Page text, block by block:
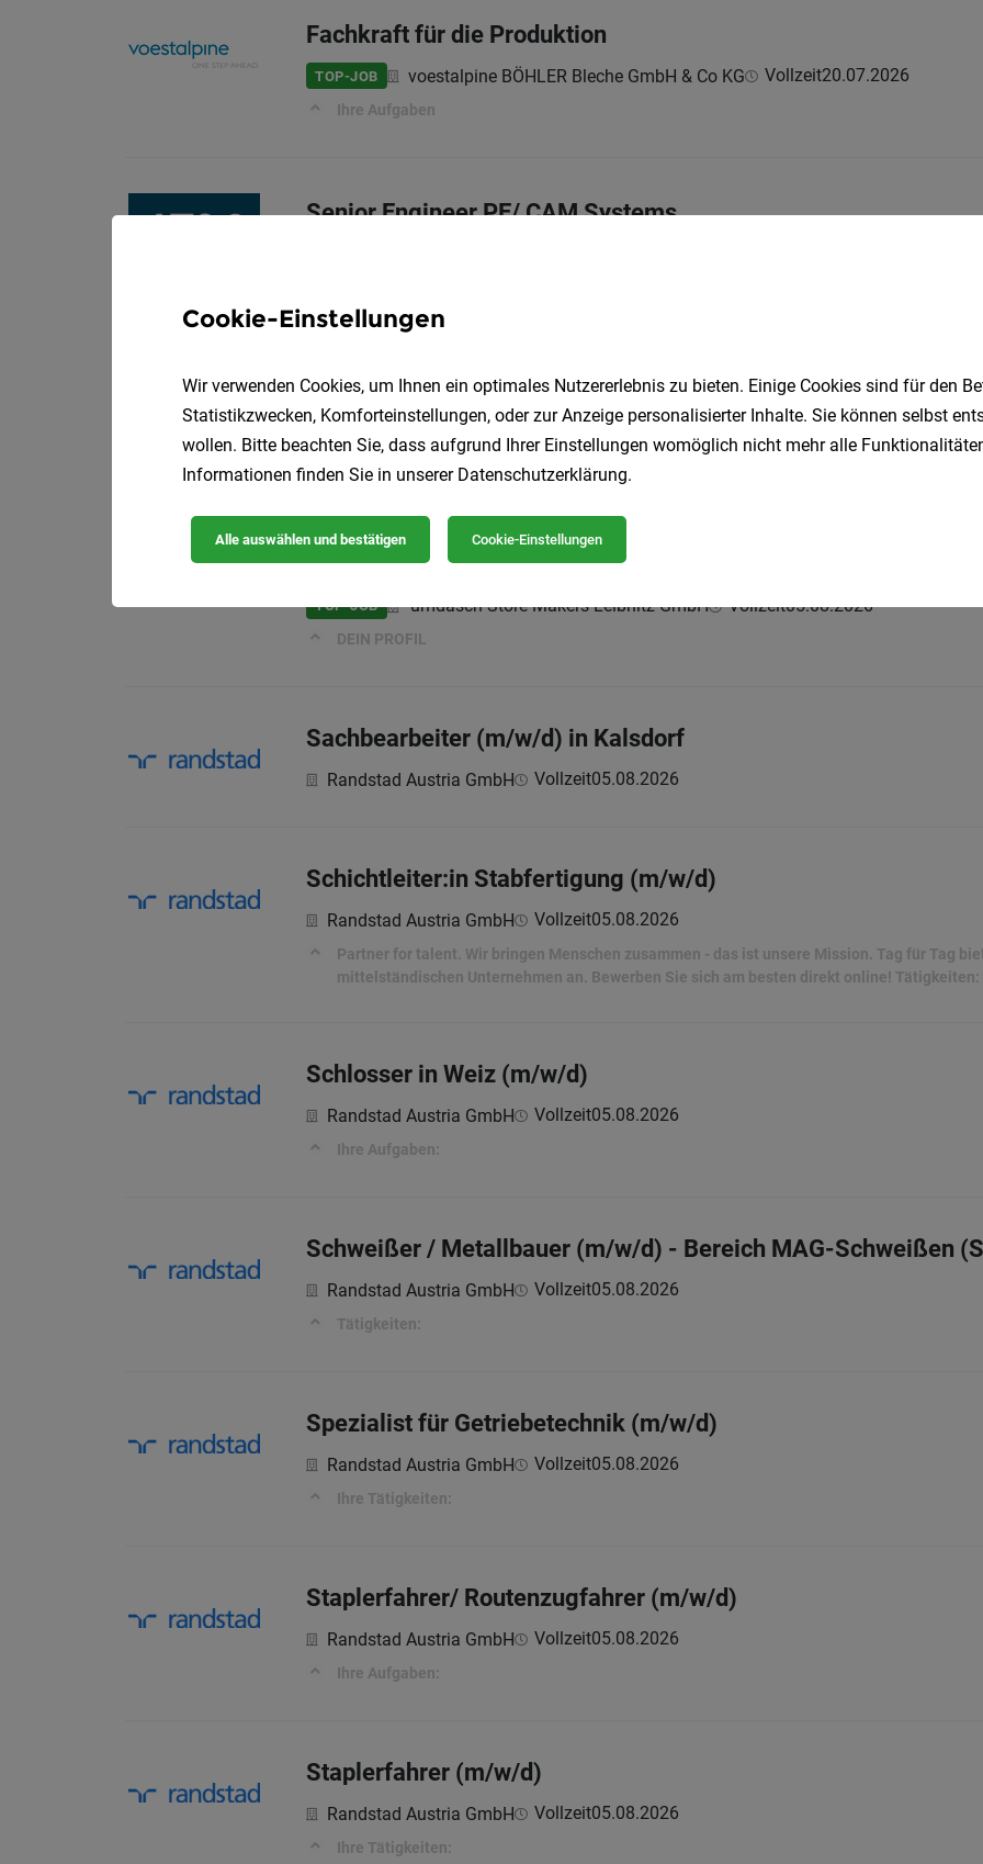
Fachkraft für die Produktion
TOP-JOB voestalpine BÖHLER Bleche GmbH & Co KG Vollzeit20.07.2026
Ihre Aufgaben
Senior Engineer PE/ CAM Systems
Monteur:in (m/w/d)
Willingshofer GesmbH Vollzeit
Vollzeit | Eintritt ab sofort möglich | Standort: 8616 Gasen
Schweißer – MAG / WIG (M/W/D) Bereich Industrie- & Ladenbau
TOP-JOB umdasch Store Makers Leibnitz GmbH Vollzeit05.08.2026
DEIN PROFIL
Sachbearbeiter (m/w/d) in Kalsdorf
Randstad Austria GmbH Vollzeit05.08.2026
Schichtleiter:in Stabfertigung (m/w/d)
Randstad Austria GmbH Vollzeit05.08.2026
Partner for talent. Wir bringen Menschen zusammen - das ist unsere Mission. Tag für Tag
mittelständischen Unternehmen an. Bewerben Sie sich am besten direkt online! Tätigkeiten:
Schlosser in Weiz (m/w/d)
Randstad Austria GmbH Vollzeit05.08.2026
Ihre Aufgaben:
Schweißer / Metallbauer (m/w/d) - Bereich MAG-Schweißen
Randstad Austria GmbH Vollzeit05.08.2026
Tätigkeiten:
Spezialist für Getriebetechnik (m/w/d)
Randstad Austria GmbH Vollzeit05.08.2026
Ihre Tätigkeiten:
Staplerfahrer/ Routenzugfahrer (m/w/d)
Randstad Austria GmbH Vollzeit05.08.2026
Ihre Aufgaben:
Staplerfahrer (m/w/d)
Randstad Austria GmbH Vollzeit05.08.2026
Ihre Tätigkeiten:
Cookie-Einstellungen
Wir verwenden Cookies, um Ihnen ein optimales Nutzererlebnis zu bieten. Einige Cookies sind für den
Statistikzwecken, Komforteinstellungen, oder zur Anzeige personalisierter Inhalte. Sie können selbst
wollen. Bitte beachten Sie, dass aufgrund Ihrer Einstellungen womöglich nicht mehr alle
Informationen finden Sie in unserer Datenschutzerklärung.
Alle auswählen und bestätigen Cookie-Einstellungen